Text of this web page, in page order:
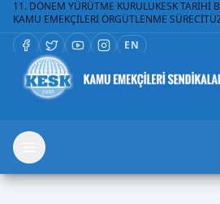
11. DÖNEM YÜRÜTME KURULUKESK TARİHİ
KAMU EMEKÇİLERİ ÖRGÜTLENME SÜRECİ
EN